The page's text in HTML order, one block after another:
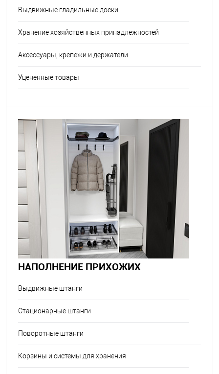
Выдвижные гладильные доски
Хранение хозяйственных принадлежностей
Аксессуары, крепежи и держатели
Уцененные товары
НАПОЛНЕНИЕ ПРИХОЖИХ
Выдвижные штанги
Стационарные штанги
Поворотные штанги
Корзины и системы для хранения